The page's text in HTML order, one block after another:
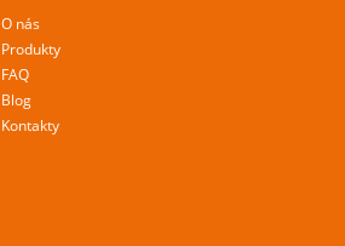
O nás
Produkty
FAQ
Blog
Kontakty